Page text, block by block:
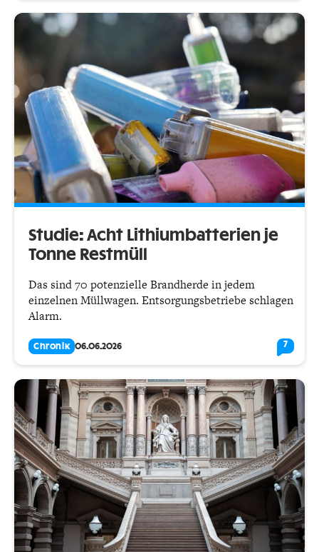
Studie: Acht Lithiumbatterien je
Tonne Restmüll
Das sind 70 potenzielle Brandherde in jedem
einzelnen Müllwagen. Entsorgungsbetriebe schlagen
Alarm.
Chronik 06.06.2026 7